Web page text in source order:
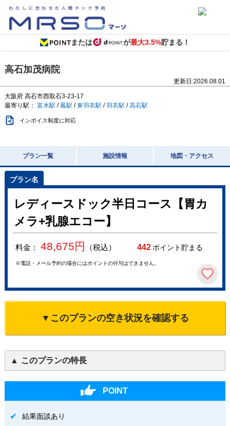
または が最大3.5%貯まる！
高石加茂病院
更新日:2026.08.01
大阪府 高石市西取石3-23-17
最寄り駅： 富木駅 / 鳳駅 /東羽衣駅 /羽衣駅 /高石駅
インボイス制度に対応
プラン一覧 施設情報 地図・アクセス
レディースドック半日コース【胃カ
メラ+乳腺エコー】
料金： 48,675円 （税込） 442ポイント貯まる
※電話・メール予約の場合にはポイントの付与はできません。
▼このプランの空き状況を確認する
このプランの特長
POINT
結果面談あり